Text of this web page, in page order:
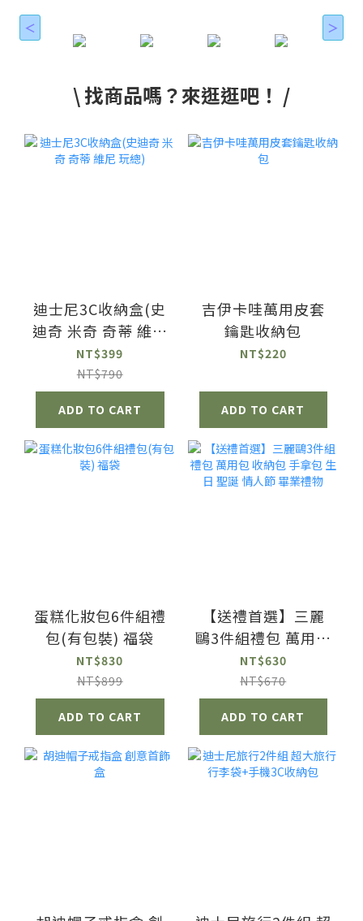
＜ ＞
\ 找商品嗎？來逛逛吧！ /
迪士尼3C收納盒(史
迪奇 米奇 奇蒂 維尼
玩總)
NT$399
NT$790
ADD TO CART
吉伊卡哇萬用皮套
鑰匙收納包
NT$220
ADD TO CART
蛋糕化妝包6件組禮
包(有包裝) 福袋
NT$830
NT$899
ADD TO CART
【送禮首選】三麗
鷗3件組禮包 萬用包
收納包 手拿包 生日
聖誕 情人節 畢業禮
物
NT$630
NT$670
ADD TO CART